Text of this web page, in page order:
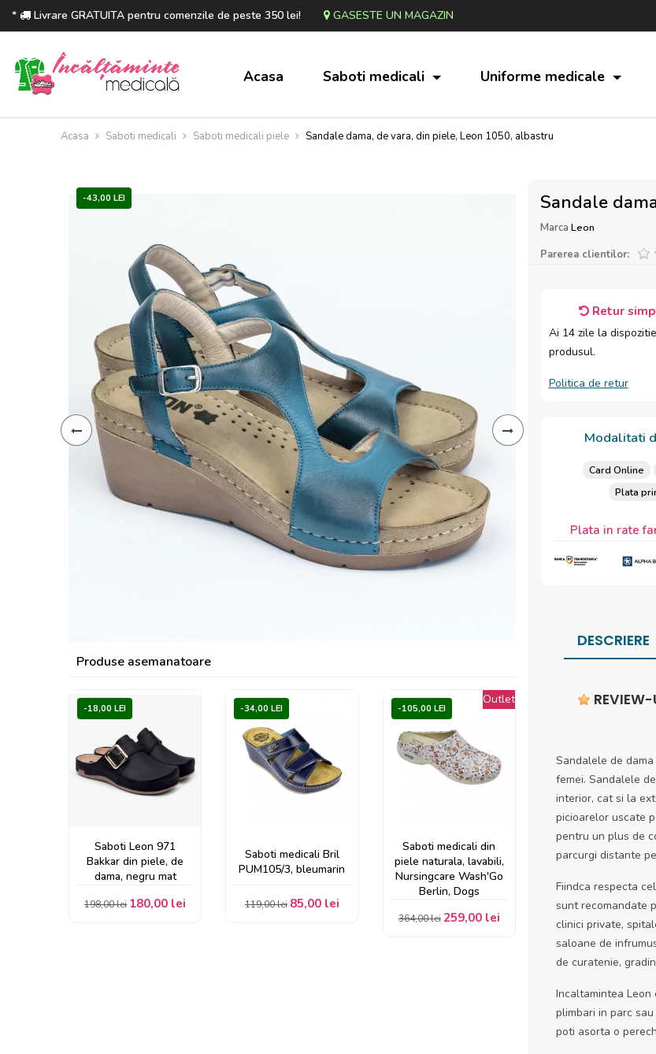
* Livrare GRATUITA pentru comenzile de peste 350 lei! GASESTE UN MAGAZIN
Acasa Saboti medicali Uniforme medicale
Acasa Saboti medicali Saboti medicali piele Sandale dama, de vara, din piele, Leon 1050, albastru
-43,00 LEI
Produse asemanatoare
-18,00 LEI
Saboti Leon 971
Bakkar din piele, de
dama, negru mat
198,00 lei 180,00 lei
-34,00 LEI
Saboti medicali Bril
PUM105/3, bleumarin
119,00 lei 85,00 lei
-105,00 LEI
Outlet
Saboti medicali din
piele naturala, lavabili,
Nursingcare Wash'Go
Berlin, Dogs
364,00 lei 259,00 lei
Sandale
Marca Leon
Parerea clientilor:
Retur
Ai 14 zile la
produsul.
Politica de retur
Modalitati
Card Online
Plata in rate
DESCRIERE
REVIEW-
Sandalele de
femei. Sandalele
interior, cat si la
picioarelor uscate
pentru un plus de
parcurgi distante
Fiindca respecta
sunt recomandate
clinici private,
saloane de
de curatenie,
Incaltamintea
plimbari in parc
poti asorta o